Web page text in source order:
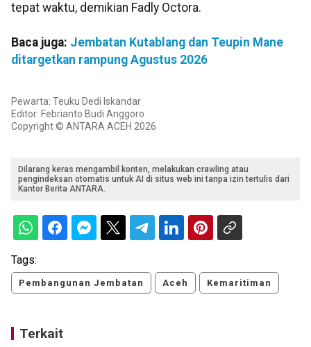
tepat waktu, demikian Fadly Octora.
Baca juga: Jembatan Kutablang dan Teupin Mane
ditargetkan rampung Agustus 2026
Pewarta: Teuku Dedi Iskandar
Editor: Febrianto Budi Anggoro
Copyright © ANTARA ACEH 2026
Dilarang keras mengambil konten, melakukan crawling atau
pengindeksan otomatis untuk AI di situs web ini tanpa izin tertulis dari
Kantor Berita ANTARA.
Tags:
Pembangunan Jembatan Aceh Kemaritiman
Terkait